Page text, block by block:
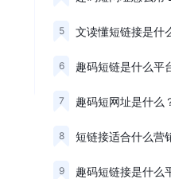
5
6
7 趣码短网址是什么
8
9 趣码短链接是什么